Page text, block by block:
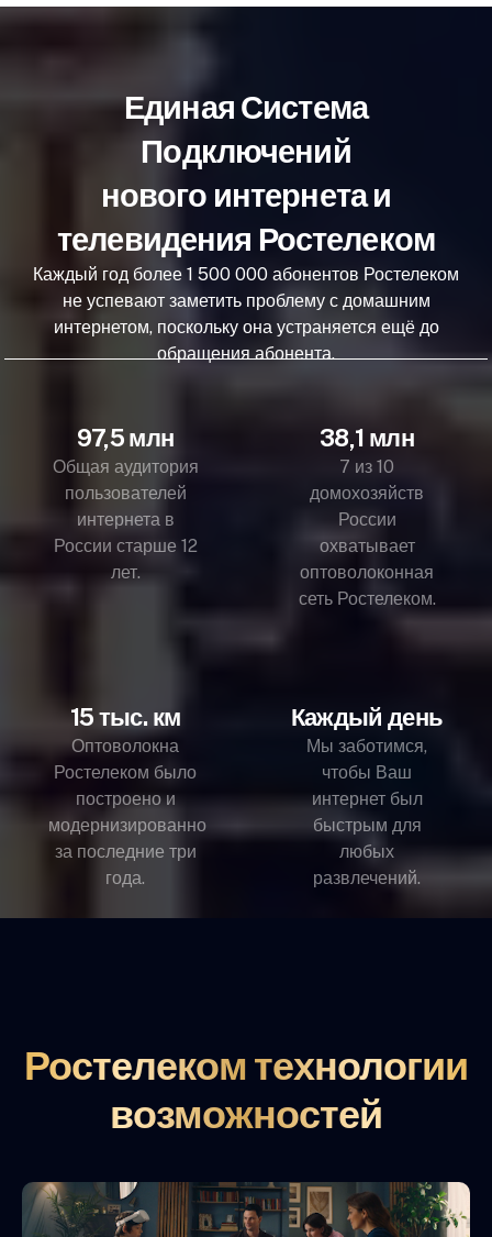
Единая Система
Подключений
нового интернета и
телевидения Ростелеком
Каждый год более 1 500 000 абонентов Ростелеком
не успевают заметить проблему с домашним
интернетом, поскольку она устраняется ещё до
обращения абонента.
97,5 млн
Общая аудитория
пользователей
интернета в
России старше 12
лет.
38,1 млн
7 из 10
домохозяйств
России
охватывает
оптоволоконная
сеть Ростелеком.
15 тыс. км
Оптоволокна
Ростелеком было
построено и
модернизированно
за последние три
года.
Каждый день
Мы заботимся,
чтобы Ваш
интернет был
быстрым для
любых
развлечений.
Ростелеком технологии
возможностей